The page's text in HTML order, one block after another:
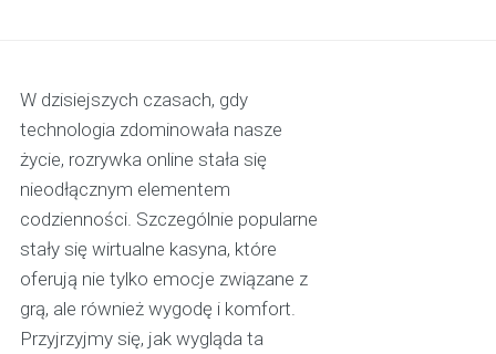
W dzisiejszych czasach, gdy
technologia zdominowała nasze
życie, rozrywka online stała się
nieodłącznym elementem
codzienności. Szczególnie popularne
stały się wirtualne kasyna, które
oferują nie tylko emocje związane z
grą, ale również wygodę i komfort.
Przyjrzyjmy się, jak wygląda ta